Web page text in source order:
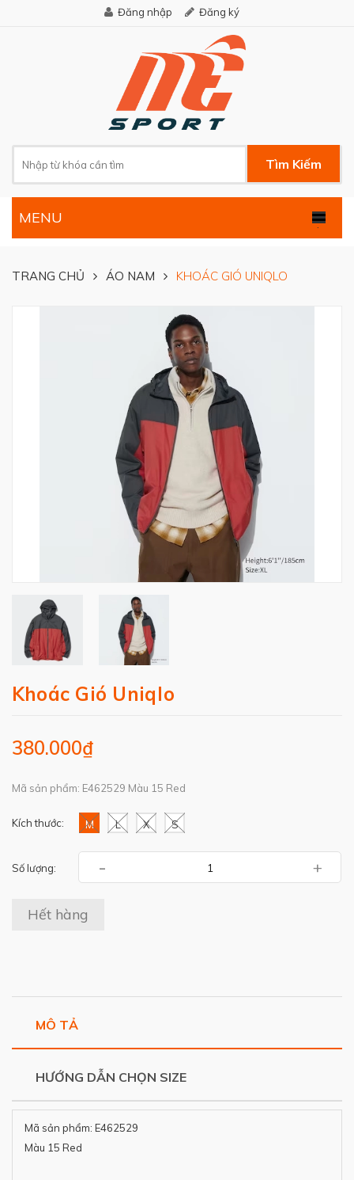
Đăng nhập Đăng ký
Tìm Kiếm
.
MENU
TRANG CHỦ ÁO NAM KHOÁC GIÓ UNIQLO
Khoác Gió Uniqlo
380.000₫
Mã sản phẩm: E462529 Màu 15 Red
Kích thước: M L X S
Số lượng: - +
Hết hàng
MÔ TẢ
HƯỚNG DẪN CHỌN SIZE
Mã sản phẩm: E462529
Màu 15 Red